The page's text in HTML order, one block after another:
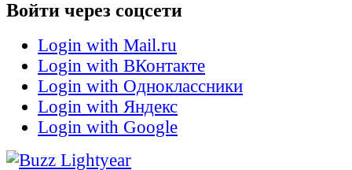
Войти через соцсети
Login with Mail.ru
Login with ВКонтакте
Login with Одноклассники
Login with Яндекс
Login with Google